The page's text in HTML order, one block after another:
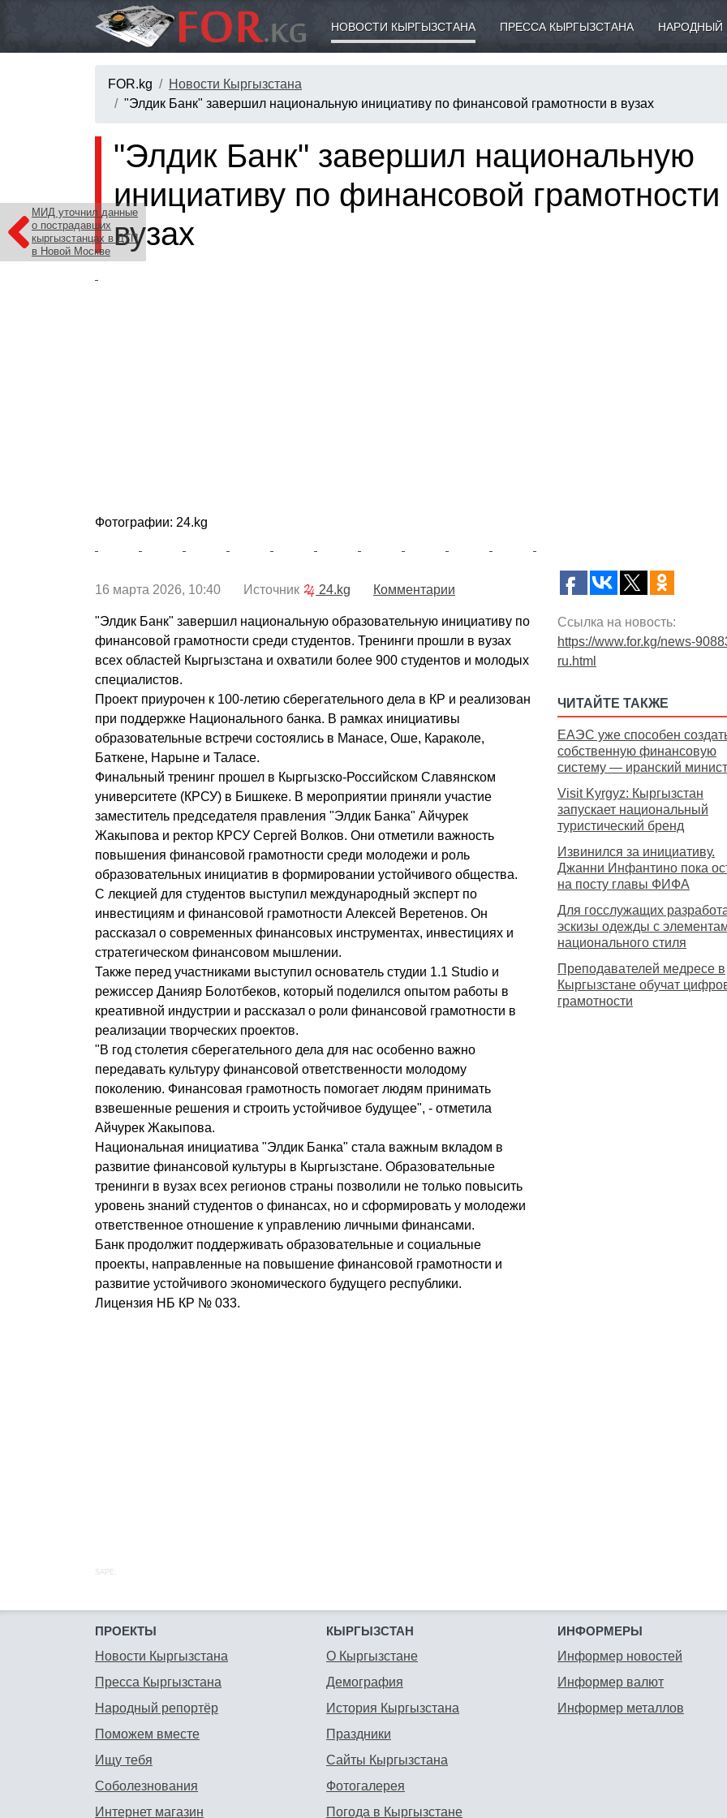
НОВОСТИ КЫРГЫЗСТАНА ПРЕССА КЫРГЫЗСТАНА НАРОДНЫЙ
FOR.kg
Новости Кыргызстана
"Элдик Банк" завершил национальную инициативу по финансовой грамотности в вузах
МИД уточнил данные
о пострадавших
кыргызстанцах в ДТП
в Новой Москве
"Элдик Банк" завершил национальную
инициативу по финансовой грамотности
вузах
Фотографии: 24.kg
16 марта 2026, 10:40 Источник 24.kg Комментарии
"Элдик Банк" завершил национальную образовательную инициативу по
финансовой грамотности среди студентов. Тренинги прошли в вузах
всех областей Кыргызстана и охватили более 900 студентов и молодых
специалистов.
Проект приурочен к 100-летию сберегательного дела в КР и реализован
при поддержке Национального банка. В рамках инициативы
образовательные встречи состоялись в Манасе, Оше, Караколе,
Баткене, Нарыне и Таласе.
Финальный тренинг прошел в Кыргызско-Российском Славянском
университете (КРСУ) в Бишкеке. В мероприятии приняли участие
заместитель председателя правления "Элдик Банка" Айчурек
Жакыпова и ректор КРСУ Сергей Волков. Они отметили важность
повышения финансовой грамотности среди молодежи и роль
образовательных инициатив в формировании устойчивого общества.
С лекцией для студентов выступил международный эксперт по
инвестициям и финансовой грамотности Алексей Веретенов. Он
рассказал о современных финансовых инструментах, инвестициях и
стратегическом финансовом мышлении.
Также перед участниками выступил основатель студии 1.1 Studio и
режиссер Данияр Болотбеков, который поделился опытом работы в
креативной индустрии и рассказал о роли финансовой грамотности в
реализации творческих проектов.
"В год столетия сберегательного дела для нас особенно важно
передавать культуру финансовой ответственности молодому
поколению. Финансовая грамотность помогает людям принимать
взвешенные решения и строить устойчивое будущее", - отметила
Айчурек Жакыпова.
Национальная инициатива "Элдик Банка" стала важным вкладом в
развитие финансовой культуры в Кыргызстане. Образовательные
тренинги в вузах всех регионов страны позволили не только повысить
уровень знаний студентов о финансах, но и сформировать у молодежи
ответственное отношение к управлению личными финансами.
Банк продолжит поддерживать образовательные и социальные
проекты, направленные на повышение финансовой грамотности и
развитие устойчивого экономического будущего республики.
Лицензия НБ КР № 033.
Ссылка на новость:
https://www.for.kg/news-
ru.html
ЧИТАЙТЕ ТАКЖЕ
ЕАЭС уже способен
собственную финансовую
систему — иранский
Visit Kyrgyz: Кыргызстан
запускает национальный
туристический бренд
Извинился за инициативу.
Джанни Инфантино пока
на посту главы ФИФА
Для госслужащих
эскизы одежды с
национального стиля
Преподавателей медресе в
Кыргызстане обучат
грамотности
SAPE:
ПРОЕКТЫ
Новости Кыргызстана
Пресса Кыргызстана
Народный репортёр
Поможем вместе
Ищу тебя
Соболезнования
Интернет магазин
КЫРГЫЗСТАН
О Кыргызстане
Демография
История Кыргызстана
Праздники
Сайты Кыргызстана
Фотогалерея
Погода в Кыргызстане
ИНФОРМЕРЫ
Информер новостей
Информер валют
Информер металлов